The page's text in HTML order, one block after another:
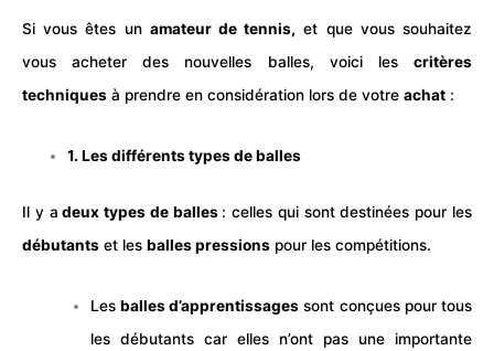
Si vous êtes un amateur detennis, et que vous souhaitez
vous acheter des nouvelles balles, voici les critères
techniques à prendre en considération lors de votre achat :
1. Les différents types de balles
Il y a deux types de balles : celles qui sont destinées pour les
débutants et les ballespressions pour les compétitions.
Les balles d’apprentissages sont conçues pour tous
les débutants car elles n’ont pas une importante